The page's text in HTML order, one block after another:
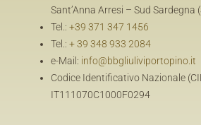
Sant’Anna Arresi – Sud Sardegna
Tel.: +39 371 347 1456
Tel.: + 39 348 933 2084
e-Mail: info@bbgliuliviportopino.it
Codice Identificativo Nazionale
IT111070C1000F0294